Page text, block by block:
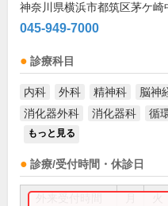
神奈川県横浜市都筑区茅ケ崎
045-949-7000
診療科目
内科 外科 精神科 脳神
消化器外科
消化器科 循
もっと見る
診療/受付時間・休診日